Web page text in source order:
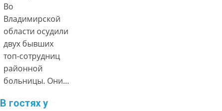
Во
Владимирской
области осудили
двух бывших
топ-сотрудниц
районной
больницы. Они…
В гостях у